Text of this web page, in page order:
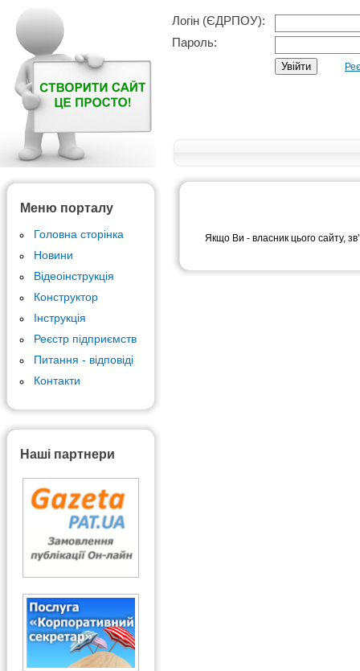
Логін (ЄДРПОУ):
Пароль:
Меню порталу
Головна сторінка
Новини
Відеоінструкція
Конструктор
Інструкція
Реєстр підприємств
Питання - відповіді
Контакти
Наші партнери
Якщо Ви - власник цього сайту,